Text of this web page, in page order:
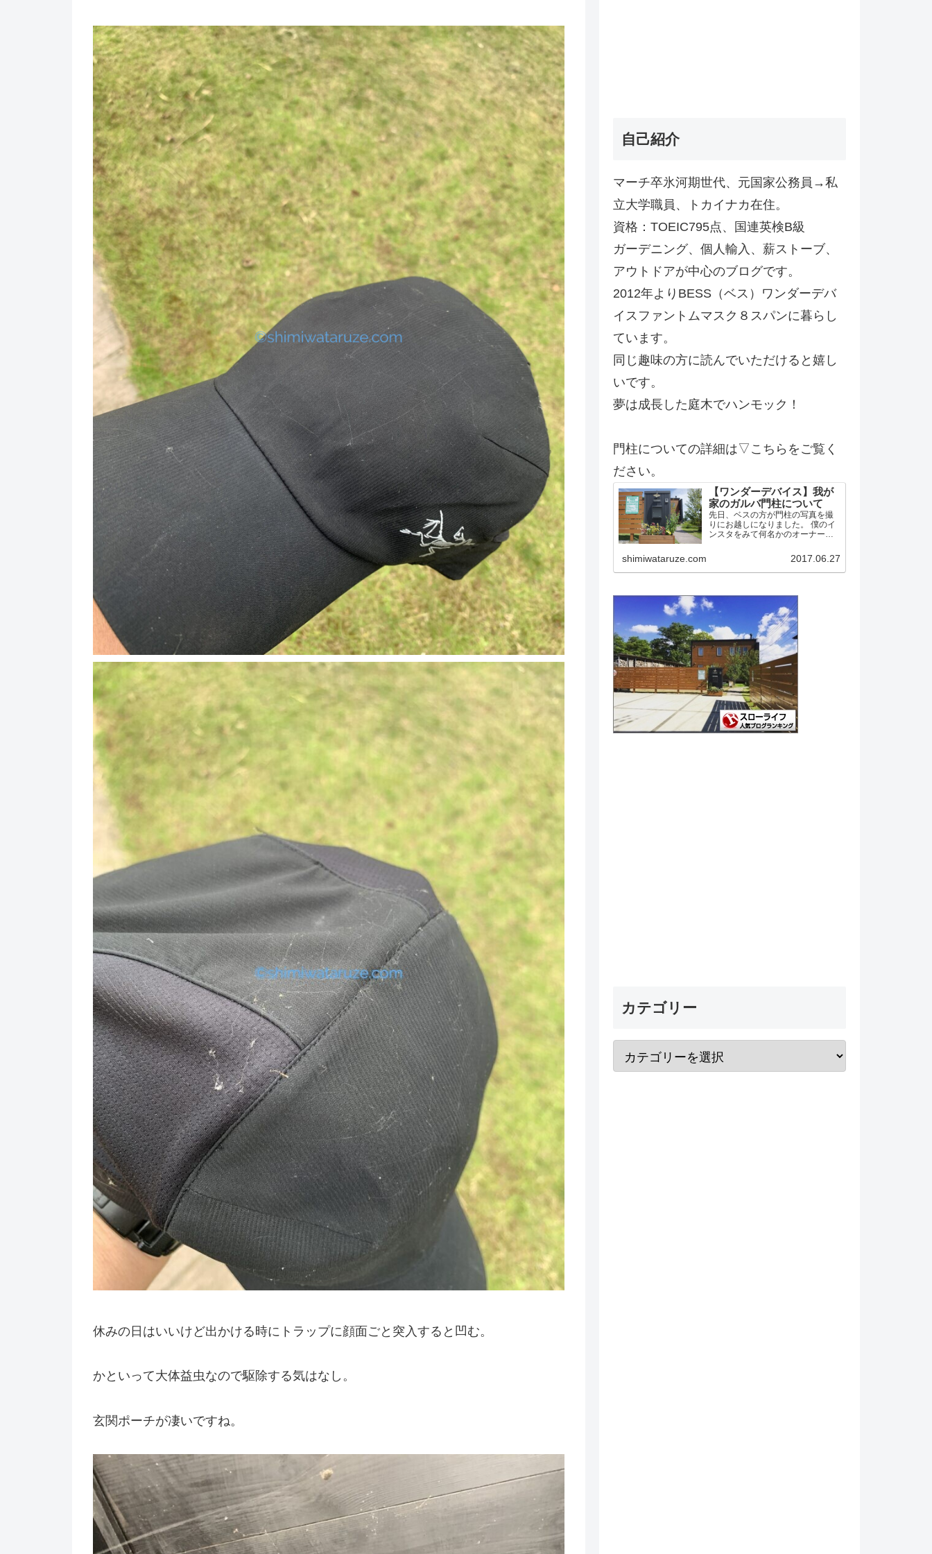
休みの日はいいけど出かける時にトラップに顔面ごと突入すると凹む。
かといって大体益虫なので駆除する気はなし。
玄関ポーチが凄いですね。
自己紹介
マーチ卒氷河期世代、元国家公務員→私
立大学職員、トカイナカ在住。
資格：TOEIC795点、国連英検B級
ガーデニング、個人輸入、薪ストーブ、
アウトドアが中心のブログです。
2012年よりBESS（ベス）ワンダーデバ
イスファントムマスク８スパンに暮らし
ています。
同じ趣味の方に読んでいただけると嬉し
いです。
夢は成長した庭木でハンモック！
門柱についての詳細は▽こちらをご覧く
ださい。
【ワンダーデバイス】我が
家のガルバ門柱について
先日、ベスの方が門柱の写真を撮
りにお越しになりました。 僕のイ
ンスタをみて何名かのオーナー候
たようです。 そこで今後の方のた
めに我家の門柱について詳細を記
載しておこうかと思います。 作り
shimiwataruze.com 2017.06.27
カテゴリー